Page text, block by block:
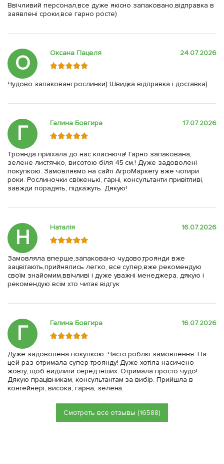
Ввічливий персонал,все дуже якісно запаковано,відправка в
заявлені сроки,все гарно росте)
О Оксана Пацеля 24.07.2026
Чудово запаковані рослинки) Швидка відправка і доставка)
Г Галина Бовгира 17.07.2026
Троянда приїхала до нас класнюча! Гарно запакована,
зелене листячко, висотою біля 45 см.! Дуже задоволені
покупкою. Замовляємо на сайті АгроМаркету вже чотири
роки. Рослиночки свіженькі, гарні, консультанти привітливі,
завжди порадять, підкажуть. Дякую!
Н Наталія 16.07.2026
Замовляла вперше,запаковано чудово,троянди вже
зацвітають,прийнялись легко, все супер,вже рекомендую
своїм знайомим,ввічливі і дуже уважні менеджера, дякую і
рекомендую всім хто читає відгук
Г Галина Бовгира 16.07.2026
Дуже задоволена покупкою. Часто роблю замовлення. На
цей раз отримала супер троянду! Дуже хотіла насичено
жовту, щоб виділити серед інших. Отримала просто чудо!
Дякую працівникам, консультантам за вибір. Прийшла в
контейнері, висока, гарна, зелена.
Смотреть все отзывы (16588)